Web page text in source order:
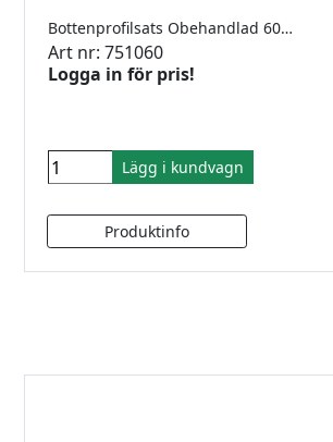
Bottenprofilsats Obehandlad 60mm 5000mm
Art nr: 751060
Logga in för pris!
Lägg i kundvagn